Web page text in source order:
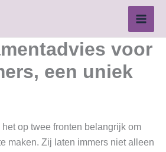
voor
een uniek
op twee fronten belangrijk om
maken. Zij laten immers niet alleen